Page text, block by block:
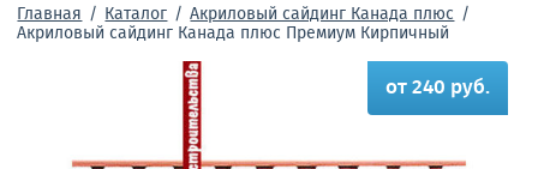
Главная Каталог Акриловый сайдинг Канада плюс
Акриловый сайдинг Канада плюс Премиум Кирпичный
от 240 руб.